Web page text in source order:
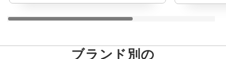
ソルトレイクシティ
ブランド別の